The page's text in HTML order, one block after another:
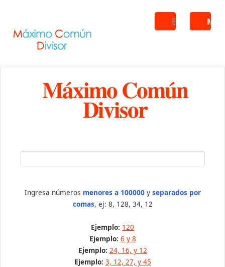
Buscar
Máximo Común
Divisor
Ingresa números menores a 100000y separados por
comas, ej: 8, 128, 34, 12
Ejemplo: 120
Ejemplo: 6 y 8
Ejemplo: 24, 16, y 12
Ejemplo: 3, 12, 27, y 45